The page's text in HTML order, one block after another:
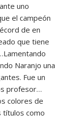
uno
el campeón
de en
que tiene
Naranjo una
Fue un
profesor…
colores de
títulos como